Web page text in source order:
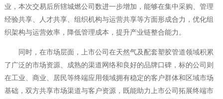
业，本次交易后所辖城燃公司数进一步增加，能够在集中采购、管理
经验共享、人才共享、组织机构与运营共享等方面形成合力，优化组
织架构与运营效率，降低管理成本，提升产业链整合能力。
同时，在市场层面，上市公司在天然气及配套塑胶管道领域积累
了广泛的市场资源、成熟的渠道网络和良好的品牌口碑，标的公司则
在工业、商业、居民等终端应用领域拥有稳定的客户群体和区域市场
基础，双方共享市场渠道与客户资源，既能助力上市公司拓展终端市